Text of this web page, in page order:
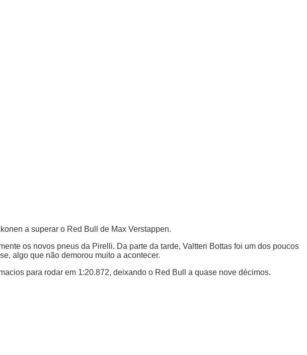
a superar o Red Bull de Max Verstappen.
os novos pneus da Pirelli. Da parte da tarde, Valtteri Bottas foi um dos poucos
algo que não demorou muito a acontecer.
para rodar em 1:20.872, deixando o Red Bull a quase nove décimos.